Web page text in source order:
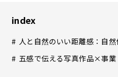
index
人と自然のいい距離感：自
五感で伝える写真作品×事業